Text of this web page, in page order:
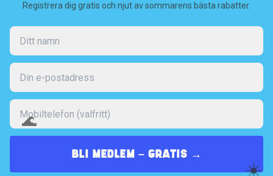
🌊
☀️
Registrera dig gratis och njut av sommarens bästa rabatter.
BLI MEDLEM – GRATIS →